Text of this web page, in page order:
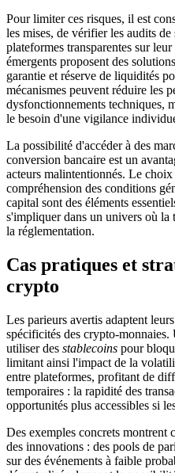
Pour limiter ces risques, il est
les mises, de vérifier les audits
plateformes transparentes sur
émergents proposent des
garantie et réserve de liquidités
mécanismes peuvent réduire les
dysfonctionnements techniques,
le besoin d'une vigilance
La possibilité d'accéder à des
conversion bancaire est un
acteurs malintentionnés. Le
compréhension des conditions
capital sont des éléments
s'impliquer dans un univers où la
la réglementation.
Cas pratiques et
crypto
Les parieurs avertis adaptent
spécificités des crypto-monnaies.
utiliser des stablecoins pour
limitant ainsi l'impact de la
entre plateformes, profitant de
temporaires : la rapidité des
opportunités plus accessibles si
Des exemples concrets montrent
des innovations : des pools de
sur des événements à faible